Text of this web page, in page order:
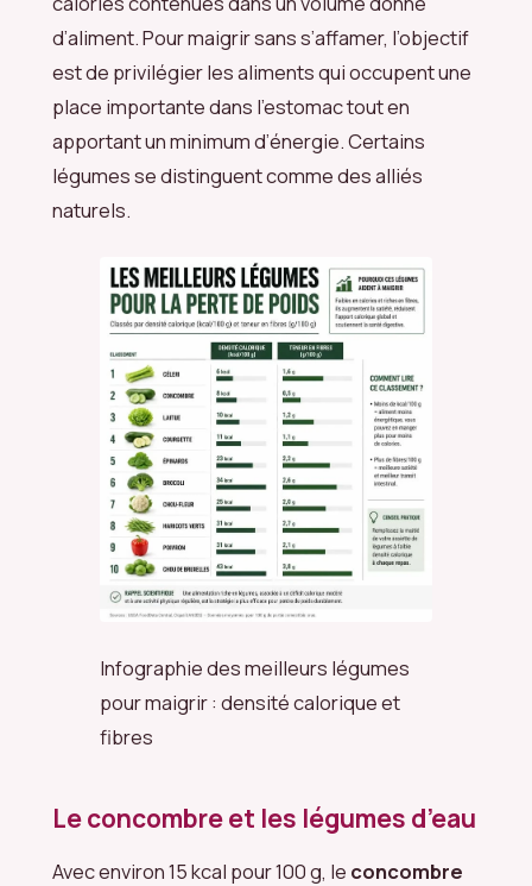
d’aliment. Pour maigrir sans s’affamer, l’objectif
est de privilégier les aliments qui occupent une
place importante dans l’estomac tout en
apportant un minimum d’énergie. Certains
légumes se distinguent comme des alliés
naturels.
Infographie des meilleurs légumes
pour maigrir : densité calorique et
fibres
Le concombre et les légumes d’eau
Avec environ 15 kcal pour 100 g, le concombre